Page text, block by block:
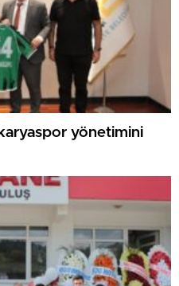
yönetimini